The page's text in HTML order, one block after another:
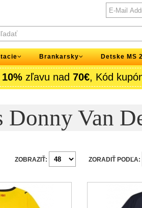
Brankarsky Detske MS
10% zľavu nad 70€, Kód
Donny Van
ZORADIŤ PODĽA:
ZOBRAZIŤ: